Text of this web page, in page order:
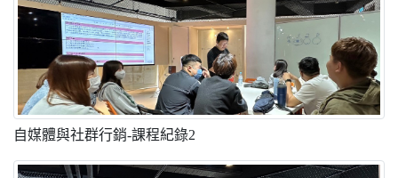
自媒體與社群行銷-課程紀錄2